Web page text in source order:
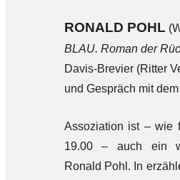
RONALD POHL
BLAU. Roman der
Davis-Brevier (Ritter
und Gespräch mit
Assoziation ist – wie
19.00 – auch ein
Ronald Pohl. In